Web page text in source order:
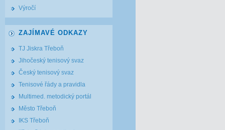
Výročí
ZAJÍMAVÉ ODKAZY
TJ Jiskra Třeboň
Jihočeský tenisový svaz
Český tenisový svaz
Tenisové řády a pravidla
Multimed. metodický portál
Město Třeboň
IKS Třeboň